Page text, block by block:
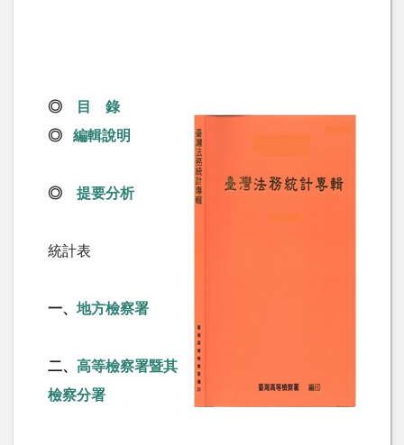
◎
目 錄
◎ 編輯說明
◎ 提要分析
統計表
一、 地方檢察署
二、 高等檢察署暨其
檢察分署